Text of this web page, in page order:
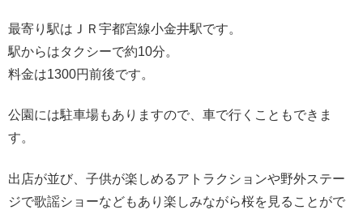
最寄り駅はＪＲ宇都宮線小金井駅です。
駅からはタクシーで約10分。
料金は1300円前後です。
公園には駐車場もありますので、車で行くこともできま
す。
出店が並び、子供が楽しめるアトラクションや野外ステー
ジで歌謡ショーなどもあり楽しみながら桜を見ることがで